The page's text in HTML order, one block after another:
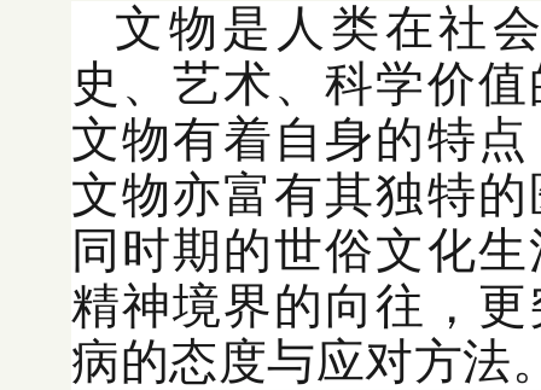
文物是人类在社
史、艺术、科学价
文物有着自身的特
文物亦富有其独特
同时期的世俗文化
精神境界的向往，
病的态度与应对方法